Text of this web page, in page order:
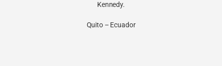
Kennedy.
Quito – Ecuador